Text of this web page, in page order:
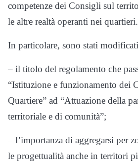
competenze dei Consigli sul
le altre realtà operanti nei quartieri.
In particolare, sono stati
– il titolo del regolamento che
“Istituzione e funzionamento dei
Quartiere” ad “Attuazione della
territoriale e di comunità”;
– l’importanza di aggregarsi per
le progettualità anche in territori